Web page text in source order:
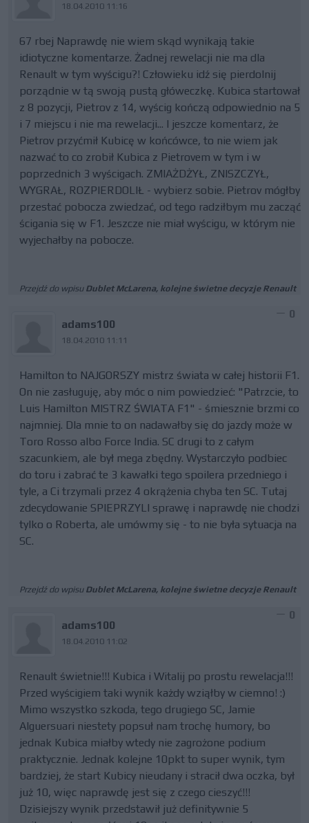
18.04.2010 11:16
67 rbej Naprawdę nie wiem skąd wynikają takie
idiotyczne komentarze. Żadnej rewelacji nie ma dla
Renault w tym wyścigu?! Człowieku idź się pierdolnij
porządnie w tą swoją pustą główeczkę. Kubica startował
z 8 pozycji, Pietrov z 14, wyścig kończą odpowiednio na 5
i 7 miejscu i nie ma rewelacji... I jeszcze komentarz, że
Pietrov przyćmił Kubicę w końcówce, to nie wiem jak
nazwać to co zrobił Kubica z Pietrovem w tym i w
poprzednich 3 wyścigach. ZMIAŻDŻYŁ, ZNISZCZYŁ,
WYGRAŁ, ROZPIERDOLIŁ - wybierz sobie. Pietrov mógłby
przestać pobocza zwiedzać, od tego radziłbym mu zacząć
ścigania się w F1. Jeszcze nie miał wyścigu, w którym nie
wyjechałby na pobocze.
Przejdź do wpisu Dublet McLarena, kolejne świetne decyzje Renault
adams100
18.04.2010 11:11
0
Hamilton to NAJGORSZY mistrz świata w całej historii F1.
On nie zasługuję, aby móc o nim powiedzieć: "Patrzcie, to
Luis Hamilton MISTRZ ŚWIATA F1" - śmiesznie brzmi co
najmniej. Dla mnie to on nadawałby się do jazdy może w
Toro Rosso albo Force India. SC drugi to z całym
szacunkiem, ale był mega zbędny. Wystarczyło podbiec
do toru i zabrać te 3 kawałki tego spoilera przedniego i
tyle, a Ci trzymali przez 4 okrążenia chyba ten SC. Tutaj
zdecydowanie SPIEPRZYLI sprawę i naprawdę nie chodzi
tylko o Roberta, ale umówmy się - to nie była sytuacja na
SC.
Przejdź do wpisu Dublet McLarena, kolejne świetne decyzje Renault
adams100
18.04.2010 11:02
0
Renault świetnie!!! Kubica i Witalij po prostu rewelacja!!!
Przed wyścigiem taki wynik każdy wziąłby w ciemno! :)
Mimo wszystko szkoda, tego drugiego SC, Jamie
Alguersuari niestety popsuł nam trochę humory, bo
jednak Kubica miałby wtedy nie zagrożone podium
praktycznie. Jednak kolejne 10pkt to super wynik, tym
bardziej, że start Kubicy nieudany i stracił dwa oczka, był
już 10, więc naprawdę jest się z czego cieszyć!!!
Dzisiejszy wynik przedstawił już definitywnie 5